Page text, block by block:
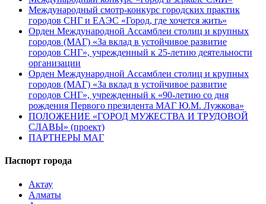
Международный смотр-конкурс городских практик
городов СНГ и ЕАЭС «Город, где хочется жить»
Орден Международной Ассамблеи столиц и крупных
городов (МАГ) «За вклад в устойчивое развитие
городов СНГ», учрежденный к 25-летию деятельности
организации
Орден Международной Ассамблеи столиц и крупных
городов (МАГ) «За вклад в устойчивое развитие
городов СНГ», учрежденный к «90-летию со дня
рождения Первого президента МАГ Ю.М. Лужкова»
ПОЛОЖЕНИЕ «ГОРОД МУЖЕСТВА И ТРУДОВОЙ
СЛАВЫ» (проект)
ПАРТНЕРЫ МАГ
Паспорт города
Актау
Алматы